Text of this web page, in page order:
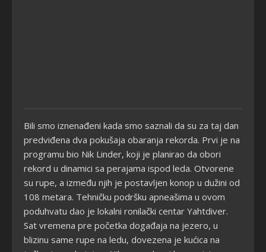
Bili smo iznenađeni kada smo saznali da su za taj dan
predviđena dva pokušaja obaranja rekorda. Prvi je na
programu bio Nik Linder, koji je planirao da obori
rekord u dinamici sa perajama ispod leda. Otvorene
su rupe, a između njih je postavljen konop u dužini od
108 metara. Tehničku podršku apneašima u ovom
poduhvatu dao je lokalni ronilački centar Yahtdiver.
Sat vremena pre početka događaja na jezero, u
blizinu same rupe na ledu, dovezena je kućica na